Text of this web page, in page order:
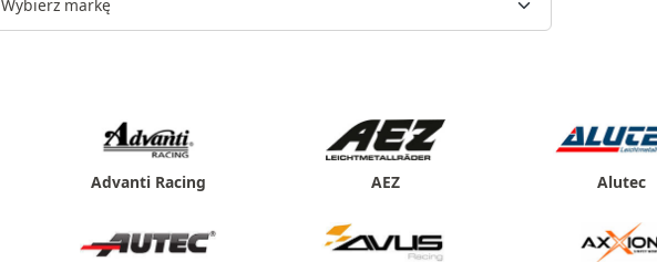
Wybierz markę
Advanti Racing AEZ Alutec